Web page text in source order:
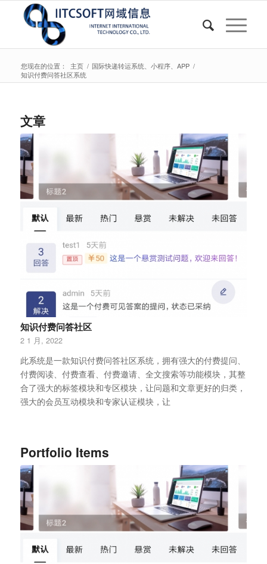
您现在的位置： 主页 / 国际快递转运系统、小程序、APP /
知识付费问答社区系统
文章
知识付费问答社区
2 1 月, 2022
此系统是一款知识付费问答社区系统，拥有强大的付费提问、
付费阅读、付费查看、付费邀请、全文搜索等功能模块，其整
合了强大的标签模块和专区模块，让问题和文章更好的归类，
强大的会员互动模块和专家认证模块，让
Portfolio Items